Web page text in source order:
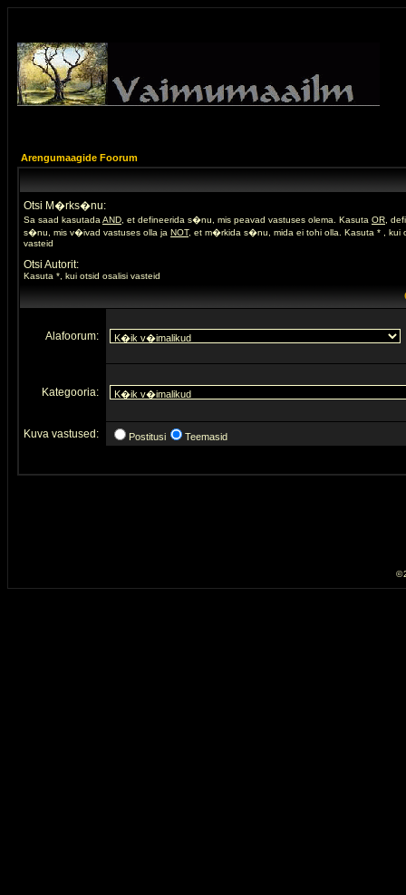
Arengumaagide Foorum
Otsi M�rks�nu:
Sa saad kasutada AND , et defineerida s�nu, mis peavad vastuses olema. Kasuta OR ,
s�nu, mis v�ivad vastuses olla ja NOT, et m�rkida s�nu, mida ei tohi olla. Kasuta * , kui
vasteid
Otsi Autorit:
Kasuta *, kui otsid osalisi vasteid
Alafoorum:
Kategooria:
Kuva vastused: Postitusi Teemasid
©